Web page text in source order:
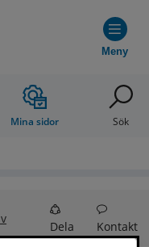
Meny
Mina sidor Sök
Dela Kontakt